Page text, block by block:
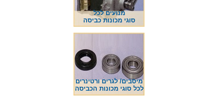
מנועים לכל
סוגי מכונות כביסה
מיסבים/ לגרים ורטינרים
לכל סוגי מכונות הכביסה